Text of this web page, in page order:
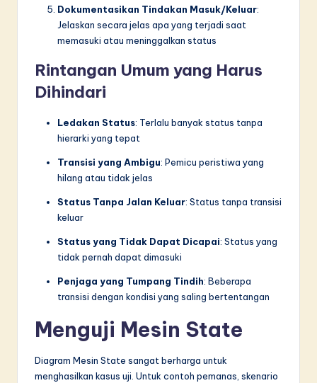
Dokumentasikan Tindakan Masuk/Keluar:
Jelaskan secara jelas apa yang terjadi saat
memasuki atau meninggalkan status
Rintangan Umum yang Harus
Dihindari
Ledakan Status: Terlalu banyak status tanpa
hierarki yang tepat
Transisi yang Ambigu: Pemicu peristiwa yang
hilang atau tidak jelas
Status Tanpa Jalan Keluar: Status tanpa transisi
keluar
Status yang Tidak Dapat Dicapai: Status yang
tidak pernah dapat dimasuki
Penjaga yang Tumpang Tindih: Beberapa
transisi dengan kondisi yang saling bertentangan
Menguji Mesin State
Diagram Mesin State sangat berharga untuk
menghasilkan kasus uji. Untuk contoh pemanas, skenario